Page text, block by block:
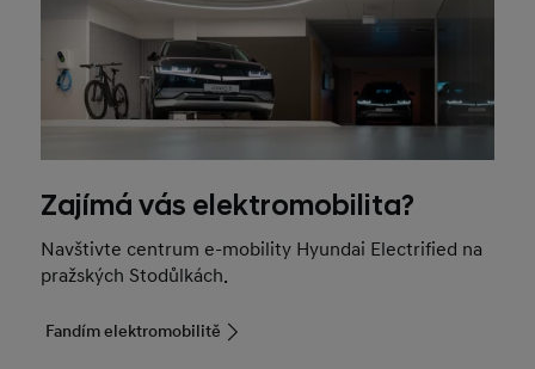
Zajímá vás elektromobilita?
Navštivte centrum e-mobility Hyundai Electrified na
pražských Stodůlkách.
Fandím elektromobilitě